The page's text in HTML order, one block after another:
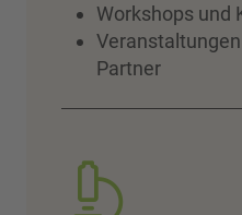
Workshops und
Partner